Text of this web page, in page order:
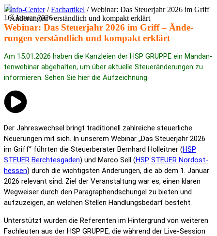
/Info-Center/Fachartikel /Webinar: Das Steu­er­jahr 2026 im Griff
– Ände­rungen verständ­lich und kompakt erklärt
16. Januar 2026
Webinar: Das Steu­er­jahr 2026 im Griff – Ände­
rungen verständ­lich und kompakt erklärt
Am 15.01.2026 haben die Kanz­leien der HSP GRUPPE ein Mandan­
ten­web­inar abge­halten, um über aktu­elle Steu­er­än­de­rungen zu
infor­mieren. Sehen Sie hier die Aufzeich­nung.
Der Jahres­wechsel bringt tradi­tio­nell zahl­reiche steu­er­liche
Neue­rungen mit sich. In unserem Webinar „Das Steu­er­jahr 2026
im Griff“ führten die Steuer­berater Bern­hard Holleitner (HSP
STEUER Berch­tes­gaden) und Marco Sell (HSP STEUER Nord­ost­
hessen) durch die wich­tigsten Ände­rungen, die ab dem 1. Januar
2026 rele­vant sind. Ziel der Veran­stal­tung war es, einen klaren
Wegweiser durch den Para­gra­phen­dschungel zu bieten und
aufzu­zeigen, an welchen Stellen Hand­lungs­be­darf besteht.
Unter­stützt wurden die Refe­renten im Hinter­grund von weiteren
Fach­leuten aus der HSP GRUPPE, die während der Live-Session